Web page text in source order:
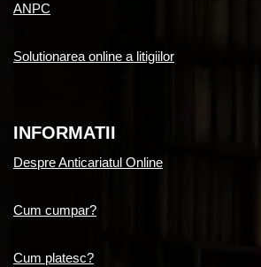
ANPC
Solutionarea online a litigiilor
INFORMATII
Despre Anticariatul Online
Cum cumpar?
Cum platesc?